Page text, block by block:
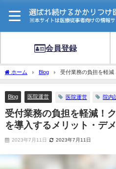
会員登録
ホーム Blog
受付業務の負担を軽減
リット・デメリット
Blog 医院運営 医院運営 院内
受付業務の負担を軽減！
を導入するメリット・デ
2023年7月11日 2023年7月11日